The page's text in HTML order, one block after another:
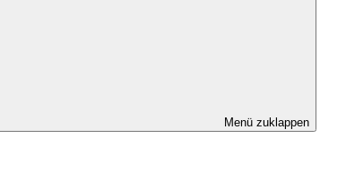
Menü zuklappen